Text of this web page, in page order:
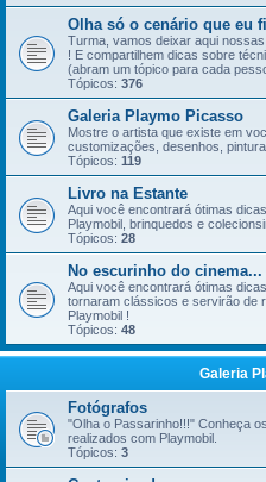
Olha só o cenário que eu
Turma, vamos deixar aqui
! E compartilhem dicas sobre
(abram um tópico para cada
Tópicos: 376
Galeria Playmo Picasso
Mostre o artista que existe em
customizações, desenhos,
Tópicos: 119
Livro na Estante
Aqui você encontrará ótimas
Playmobil, brinquedos e
Tópicos: 28
No escurinho do cinema...
Aqui você encontrará ótimas
tornaram clássicos e servirão de
Playmobil !
Tópicos: 48
Galeria
Fotógrafos
"Olha o Passarinho!!!" Conheça
realizados com Playmobil.
Tópicos: 3